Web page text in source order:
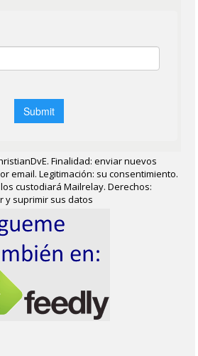
Finalidad: enviar nuevos
email. Legitimación: su consentimiento.
custodiará Mailrelay. Derechos:
y suprimir sus datos